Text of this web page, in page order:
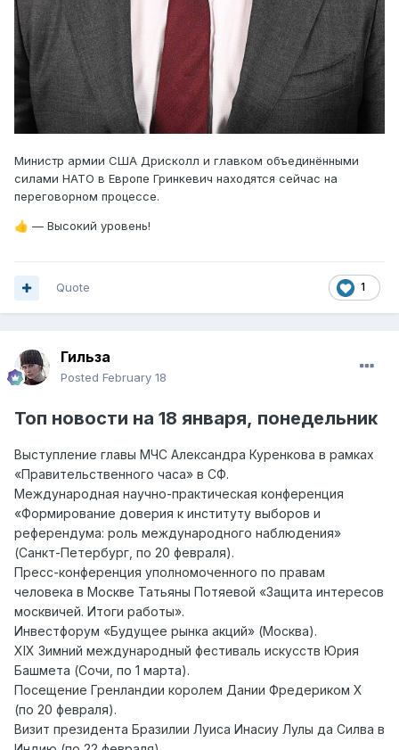
Министр армии США Дрисколл и главком объединёнными
силами НАТО в Европе Гринкевич находятся сейчас на
переговорном процессе.
👍 — Высокий уровень!
1
Quote
Гильза
Posted February 18
Топ новости на 18 января, понедельник
Выступление главы МЧС Александра Куренкова в рамках
«Правительственного часа» в СФ.
Международная научно-практическая конференция
«Формирование доверия к институту выборов и
референдума: роль международного наблюдения»
(Санкт-Петербург, по 20 февраля).
Пресс-конференция уполномоченного по правам
человека в Москве Татьяны Потяевой «Защита интересов
москвичей. Итоги работы».
Инвестфорум «Будущее рынка акций» (Москва).
XIX Зимний международный фестиваль искусств Юрия
Башмета (Сочи, по 1 марта).
Посещение Гренландии королем Дании Фредериком Х
(по 20 февраля).
Визит президента Бразилии Луиса Инасиу Лулы да Силва в